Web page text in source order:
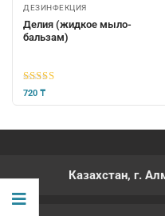
ДЕЗИНФЕКЦИЯ
Делия (жидкое мыло-
бальзам)
5из 5
720 ₸
Казахстан, г.